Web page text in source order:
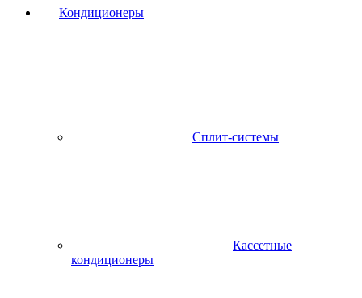
Кондиционеры
Сплит-системы
Кассетные
кондиционеры